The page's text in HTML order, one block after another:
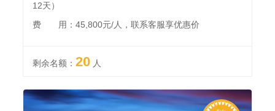
12天）
费 用：45,800元/人，联系客服享优惠价
剩余名额：20 人